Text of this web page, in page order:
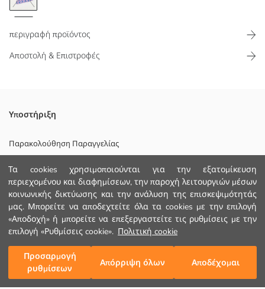
Τα cookies χρησιμοποιούνται για την εξατομίκευση
περιεχομένου και διαφημίσεων, την παροχή λειτουργιών μέσων
κοινωνικής δικτύωσης και την ανάλυση της επισκεψιμότητάς
μας. Μπορείτε να αποδεχτείτε όλα τα cookies με την επιλογή
«Αποδοχή» ή μπορείτε να επεξεργαστείτε τις ρυθμίσεις με την
επιλογή «Ρυθμίσεις cookie». Πολιτική cookie
Προσαρμογή
ρυθμίσεων
Απόρριψη όλων Αποδέχομαι
Προσθήκη στο καλάθι
περιγραφή προϊόντος
Αποστολή & Επιστροφές
Πορτοφόλι για κορίτσια έχει κλείσιμο με φερμουάρ και μία ενιαία
Επενδυση:
Κυριο Υφασμα:
Φοδρα:
Χώρα προέλευσης:
Πωλητής:
Υπο-μάρκα:
Φύλο:
Ύφασμα:
Μοτίβο:
Με Αδεια:
Χοντρό:
Υποστήριξη
Παρακολούθηση Παραγγελίας
Φόρμα Επικοινωνίας
+30 2102201080
ΒΟΗΘΕΙΑ
Συχνές Ερωτήσεις (FAQ)
Επιστροφή
Ακολουθήστε μας